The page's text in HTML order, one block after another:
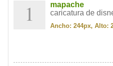
1
mapache
caricatura de
Ancho: 244px, Alto: